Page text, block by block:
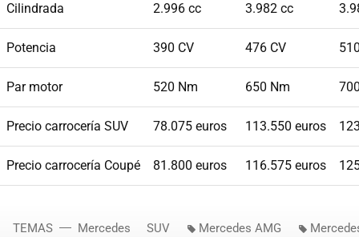
Cilindrada 2.996 cc 3.982 cc
Potencia 390 CV 476 CV
Par motor 520 Nm 650 Nm
Precio carrocería SUV 78.075 euros 113.550 euros
Precio carrocería Coupé 81.800 euros 116.575 euros
TEMAS Mercedes SUV Mercedes AMG